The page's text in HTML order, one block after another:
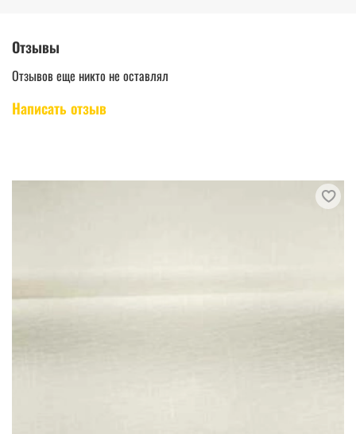
Отзывы
Отзывов еще никто не оставлял
Написать отзыв